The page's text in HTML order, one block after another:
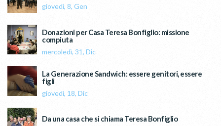
giovedì, 8, Gen
Donazioni per Casa Teresa Bonfiglio: missione
compiuta
mercoledì, 31, Dic
La Generazione Sandwich: essere genitori, essere
figli
giovedì, 18, Dic
Da una casa che si chiama Teresa Bonfiglio